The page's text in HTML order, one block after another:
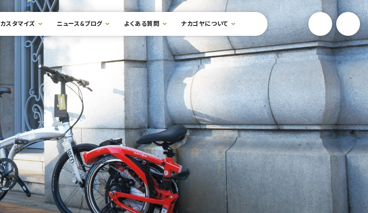
カスタマイズ ニュース&ブログ よくある質問 ナカゴヤについて 検索フォームを開閉する YouTube